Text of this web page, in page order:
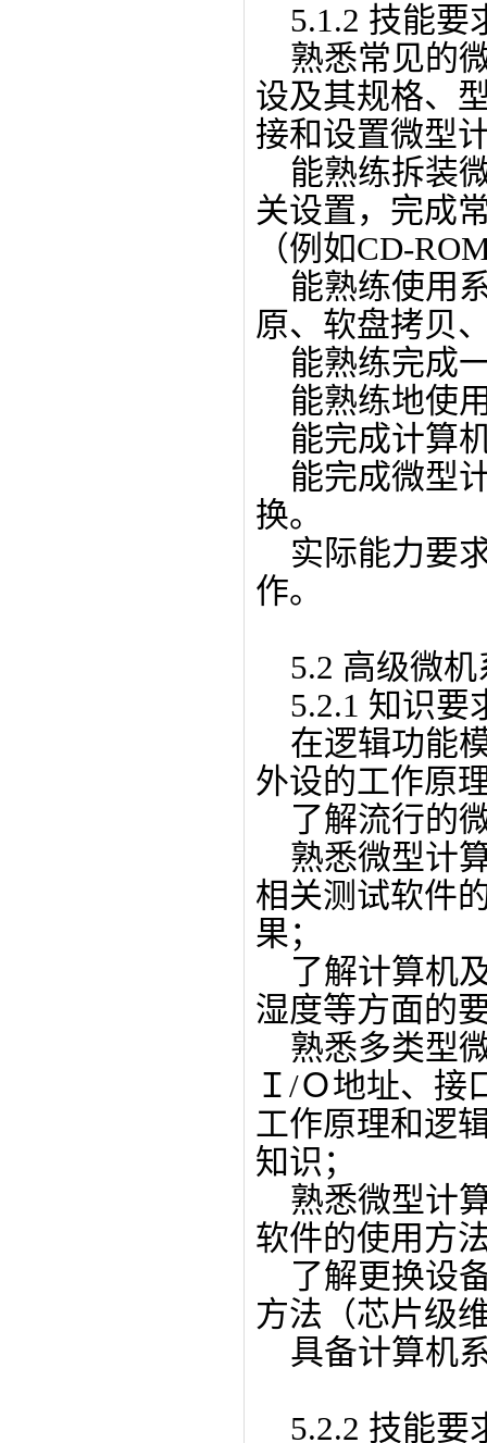
5.1.2 技能要
熟悉常见的
设及其规格、
接和设置微型
能熟练拆装
关设置，完成
（例如CD-
能熟练使用
原、软盘拷贝
能熟练完成
能熟练地使
能完成计算
能完成微型
换。
实际能力要
作。
5.2 高级微机
5.2.1 知识要
在逻辑功能
外设的工作原
了解流行的
熟悉微型计
相关测试软件
果；
了解计算机
湿度等方面的
熟悉多类型
Ｉ/Ｏ地址、接
工作原理和逻
知识；
熟悉微型计
软件的使用方
了解更换设
方法（芯片级
具备计算机
5.2.2 技能要